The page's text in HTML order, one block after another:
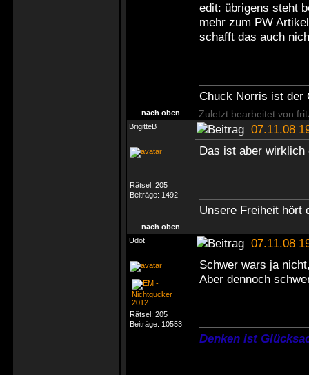
edit: übrigens steht
mehr zum PW
schafft das auch
Chuck Norris ist der
nach oben Zuletzt bearbeitet von
BrigitteB 07.11.08
Rätsel: 205
Beiträge: 1492
Das ist aber wirklich
Unsere Freiheit hört
nach oben
Udot
07.11.08
Rätsel: 205
Beiträge: 10553
Schwer wars ja
Aber dennoch
Denken ist